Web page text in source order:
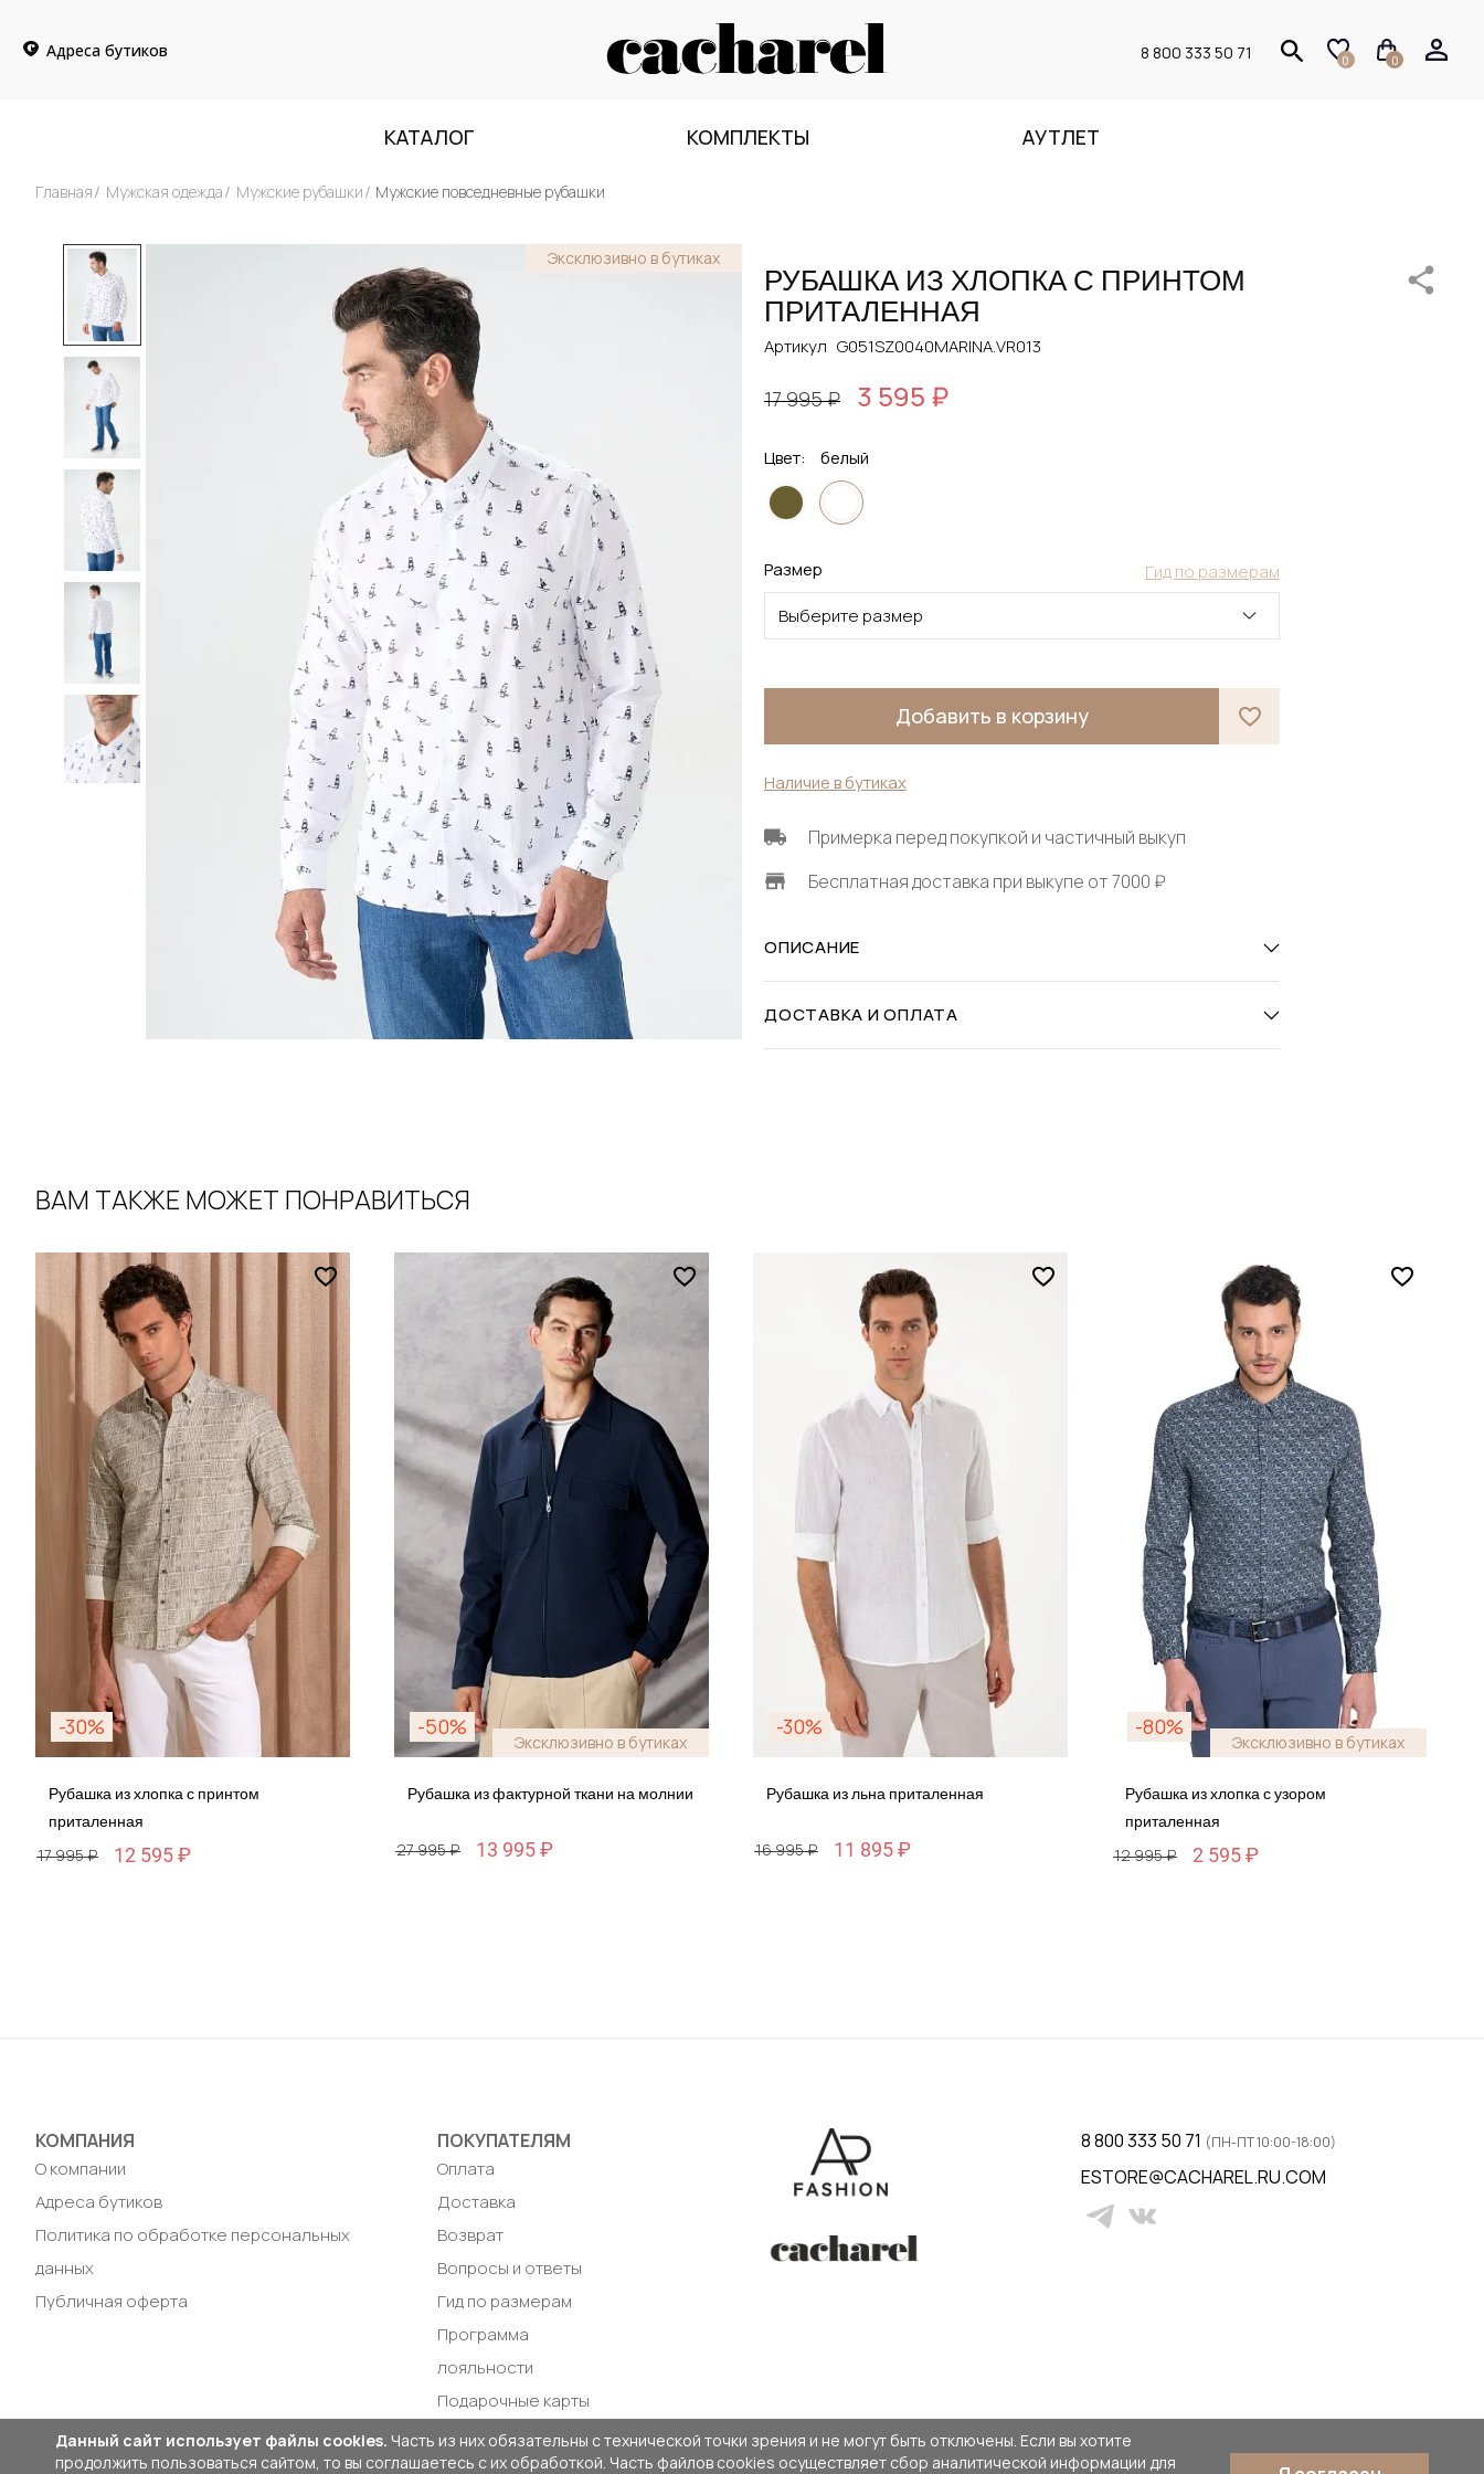
Адреса бутиков 8 800 333 50 71 0 0
КАТАЛОГ КОМПЛЕКТЫ АУТЛЕТ
Главная Мужская одежда Мужские рубашки Мужские повседневные рубашки
Эксклюзивно в бутиках
РУБАШКА ИЗ ХЛОПКА С ПРИНТОМ
ПРИТАЛЕННАЯ
Артикул G051SZ0040MARINA.VR013
17 995 ₽ 3 595 ₽
Цвет: белый
Гид по размерам
Размер
Выберите размер
Добавить в корзину
Наличие в бутиках
Примерка перед покупкой и частичный выкуп
Бесплатная доставка при выкупе от 7000 ₽
ОПИСАНИЕ
ДОСТАВКА И ОПЛАТА
ВАМ ТАКЖЕ МОЖЕТ ПОНРАВИТЬСЯ
-30%
Рубашка из хлопка с принтом
приталенная
17 995 ₽ 12 595 ₽
-50%
Эксклюзивно в бутиках
Рубашка из фактурной ткани на молнии
27 995 ₽ 13 995 ₽
-30%
Рубашка из льна приталенная
16 995 ₽ 11 895 ₽
-80%
Эксклюзивно в бутиках
Рубашка из хлопка с узором
приталенная
12 995 ₽ 2 595 ₽
КОМПАНИЯ
О компании
Адреса бутиков
Политика по обработке персональных
данных
Публичная оферта
ПОКУПАТЕЛЯМ
Оплата
Доставка
Возврат
Вопросы и ответы
Гид по размерам
Программа
лояльности
Подарочные карты
8 800 333 50 71 (ПН-ПТ 10:00-18:00)
ESTORE@CACHAREL.RU.COM
Данный сайт использует файлы cookies. Часть из них обязательны с технической точки зрения и не могут быть отключены. Если вы хотите
продолжить пользоваться сайтом, то вы соглашаетесь с их обработкой. Часть файлов cookies осуществляет сбор аналитической информации для